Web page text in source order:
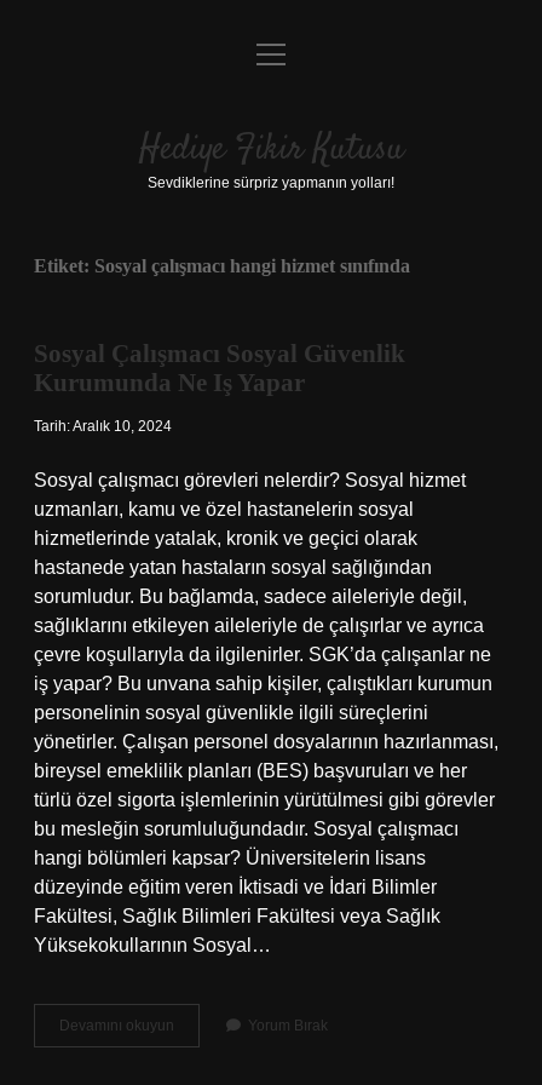
Anasayfa
Yasal Uyarı
menüyü
Hediye Fikir Kutusu
Sevdiklerine sürpriz yapmanın yolları!
Etiket: Sosyal çalışmacı hangi hizmet sınıfında
Sosyal Çalışmacı Sosyal Güvenlik
Kurumunda Ne Iş Yapar
Tarih: Aralık 10, 2024
Sosyal çalışmacı görevleri nelerdir? Sosyal hizmet
uzmanları, kamu ve özel hastanelerin sosyal
hizmetlerinde yatalak, kronik ve geçici olarak
hastanede yatan hastaların sosyal sağlığından
sorumludur. Bu bağlamda, sadece aileleriyle değil,
sağlıklarını etkileyen aileleriyle de çalışırlar ve ayrıca
çevre koşullarıyla da ilgilenirler. SGK’da çalışanlar ne
iş yapar? Bu unvana sahip kişiler, çalıştıkları kurumun
personelinin sosyal güvenlikle ilgili süreçlerini
yönetirler. Çalışan personel dosyalarının hazırlanması,
bireysel emeklilik planları (BES) başvuruları ve her
türlü özel sigorta işlemlerinin yürütülmesi gibi görevler
bu mesleğin sorumluluğundadır. Sosyal çalışmacı
hangi bölümleri kapsar? Üniversitelerin lisans
düzeyinde eğitim veren İktisadi ve İdari Bilimler
Fakültesi, Sağlık Bilimleri Fakültesi veya Sağlık
Yüksekokullarının Sosyal…
Devamını okuyun
Çalışmacı
Yorum Bırak